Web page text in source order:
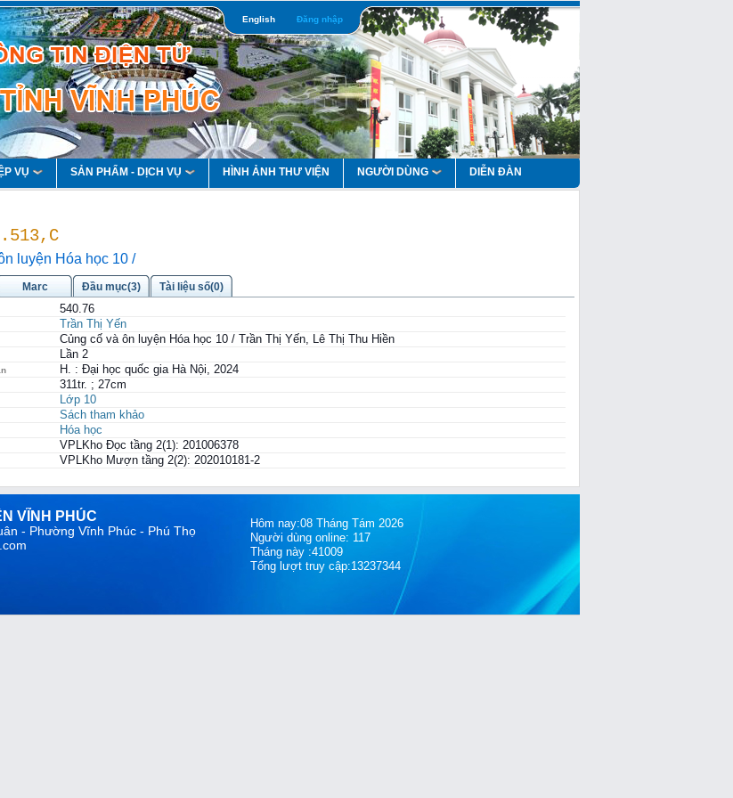
English Đăng nhập
VỤ SẢN PHẨM - DỊCH VỤ HÌNH ẢNH THƯ VIỆN NGƯỜI DÙNG DIỄN ĐÀN
luyện Hóa học 10 /
Marc Đầu mục(3) Tài liệu số(0)
540.76
Trần Thị Yến
Củng cố và ôn luyện Hóa học 10 / Trần Thị Yến, Lê Thị Thu Hiền
Lần 2
H. : Đại học quốc gia Hà Nội, 2024
311tr. ; 27cm
Lớp 10
Sách tham khảo
Hóa học
VPLKho Đọc tầng 2(1): 201006378
VPLKho Mượn tầng 2(2): 202010181-2
VĨNH PHÚC
- Phường Vĩnh Phúc - Phú Thọ
Hôm nay:08 Tháng Tám 2026
Người dùng online: 117
Tháng này :41009
Tổng lượt truy cập:13237344